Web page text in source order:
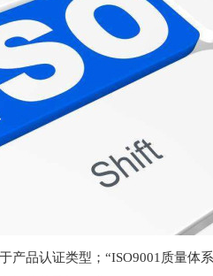
品认证类型；“ISO9001质量体